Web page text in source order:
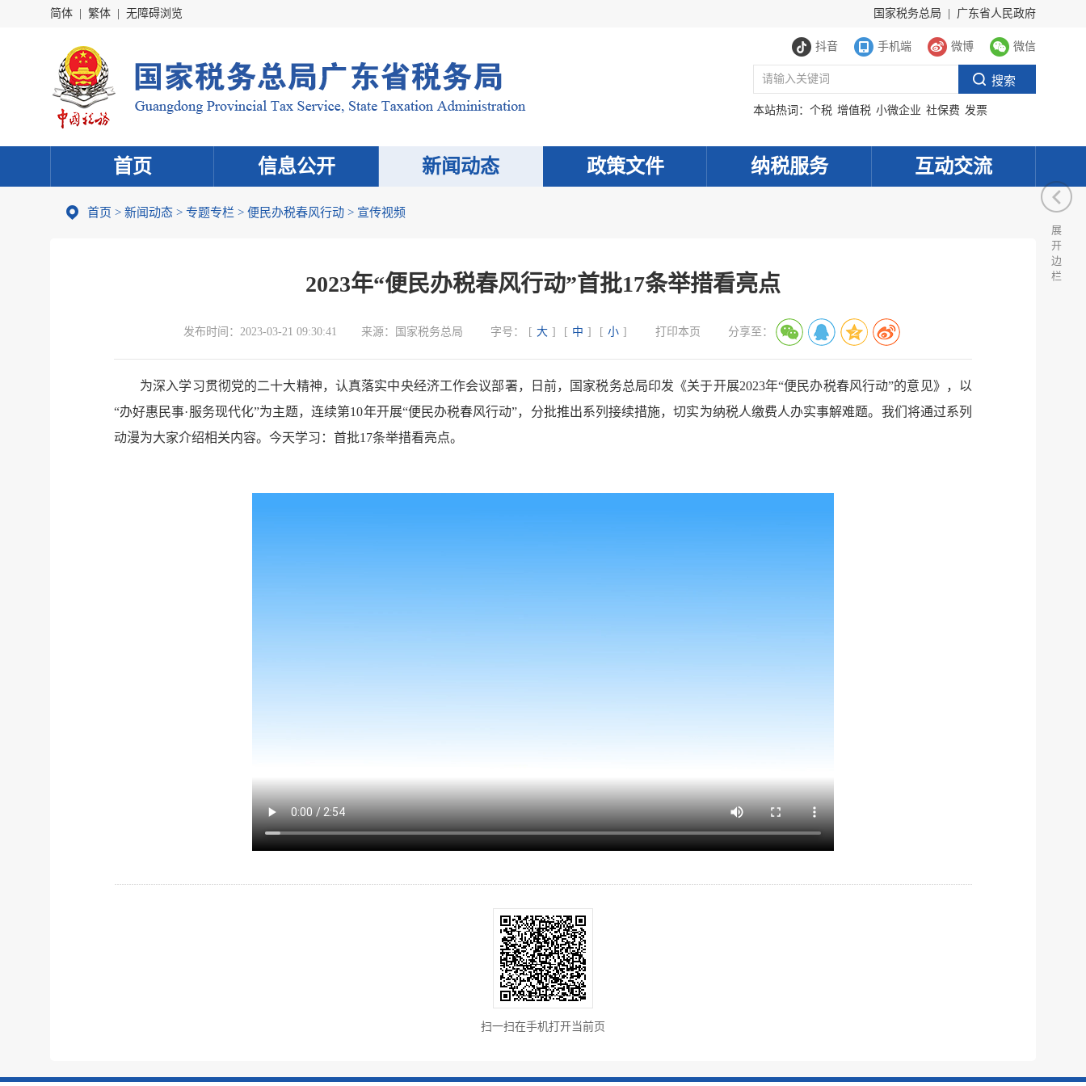
简体 繁体 无障碍浏览 国家税务总局 广东省人民政府
抖音 手机端 微博 微信
本站热词： 个税 增值税 小微企业 社保费 发票
首页 信息公开 新闻动态 政策文件 纳税服务 互动交流
首页 > 新闻动态 > 专题专栏 > 便民办税春风行动 > 宣传视频
2023年“便民办税春风行动”首批17条举措看亮点
发布时间： 2023-03-21 09:30:41 来源： 国家税务总局 字号： [ 大 ] [ 中 ] [ 小 ] 打印本页 分享至：
为深入学习贯彻党的二十大精神，认真落实中央经济工作会议部署，日前，国家税务总局印发《关于开展2023年“便民办税春风行动”的意见》，以
“办好惠民事·服务现代化”为主题，连续第10年开展“便民办税春风行动”，分批推出系列接续措施，切实为纳税人缴费人办实事解难题。我们将通过系列
动漫为大家介绍相关内容。今天学习：首批17条举措看亮点。
扫一扫在手机打开当前页
展
开
边
栏